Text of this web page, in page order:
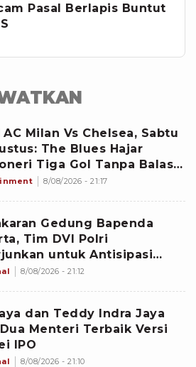
Pasal Berlapis Buntut
AC Milan Vs Chelsea, Sabtu
The Blues Hajar
Tiga Gol Tanpa Balas
Gelora Bung Karno
8/08/2026 - 21:17
Gedung Bapenda
Tim DVI Polri
untuk Antisipasi
Korban
8/08/2026 - 21:12
dan Teddy Indra Jaya
Menteri Terbaik Versi
IPO
8/08/2026 - 21:10